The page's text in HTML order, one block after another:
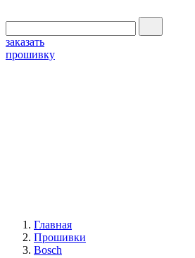
заказать
прошивку
Главная
Прошивки
Bosch